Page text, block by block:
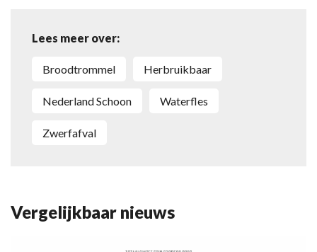
Lees meer over:
broodtrommel herbruikbaar
Nederland Schoon waterfles
zwerfafval
Vergelijkbaar nieuws